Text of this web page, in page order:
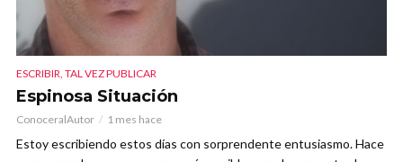
ESCRIBIR, TAL VEZ PUBLICAR
Espinosa Situación
ConoceralAutor 1 mes hace
Estoy escribiendo estos días con sorprendente entusiasmo. Hace